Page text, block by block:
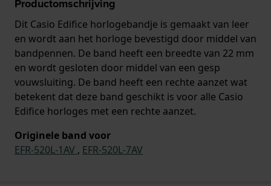
Productomschrijving
Dit Casio Edifice horlogebandje is gemaakt van leer
en wordt aan het horloge bevestigd door middel van
bandpennen. De band heeft een breedte van 22 mm
en wordt gesloten door middel van een gesp
vouwsluiting. De band heeft een rechte aanzet wat
betekent dat deze band geschikt is voor alle Casio
Edifice horloges met een rechte aanzet.
Originele band voor
EFR-520L-1AV , EFR-520L-7AV